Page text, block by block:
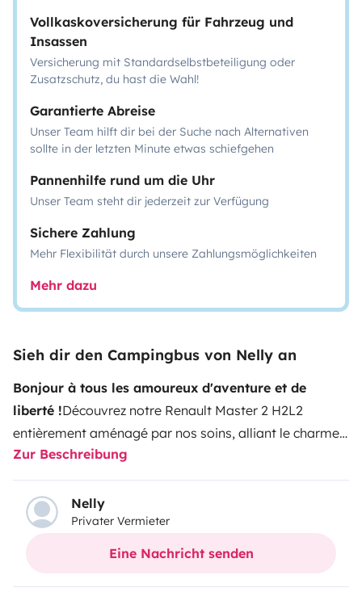
Vollkaskoversicherung für Fahrzeug und
Insassen
Versicherung mit Standardselbstbeteiligung oder
Zusatzschutz, du hast die Wahl!
Garantierte Abreise
Unser Team hilft dir bei der Suche nach Alternativen
sollte in der letzten Minute etwas schiefgehen
Pannenhilfe rund um die Uhr
Unser Team steht dir jederzeit zur Verfügung
Sichere Zahlung
Mehr Flexibilität durch unsere Zahlungsmöglichkeiten
Mehr dazu
Sieh dir den Campingbus von Nelly an
Bonjour à tous les amoureux d'aventure et de
liberté !​Découvrez notre Renault Master 2 H2L2
entièrement aménagé par nos soins, alliant le charme
du fait-maison à des équipements techniques haut de
gamme. Sa hauteur (H2) vous permet de tenir debout
confortablement à l'intérieur, et sa longueur (L2) offre
un espace de vie généreux tout en restant très
maniable sur la route.​C'est le compagnon idéal pour
vacances prolongées au plus près de la nature.
Zur Beschreibung
Nelly
Privater Vermieter
Eine Nachricht senden